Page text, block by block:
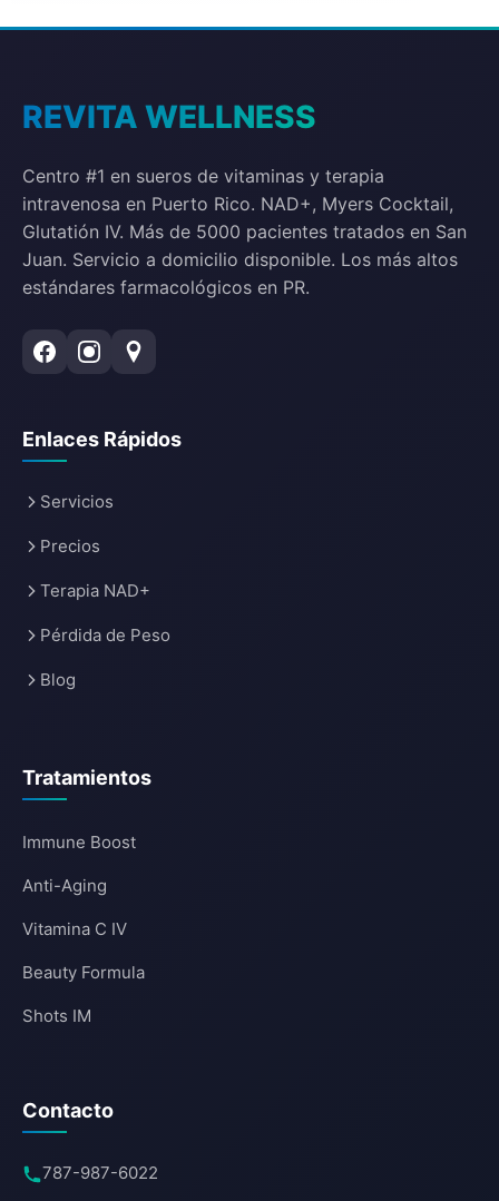
REVITA WELLNESS
Centro #1 en sueros de vitaminas y terapia
intravenosa en Puerto Rico. NAD+, Myers Cocktail,
Glutatión IV. Más de 5000 pacientes tratados en San
Juan. Servicio a domicilio disponible. Los más altos
estándares farmacológicos en PR.
Enlaces Rápidos
Servicios
Precios
Terapia NAD+
Pérdida de Peso
Blog
Tratamientos
Immune Boost
Anti-Aging
Vitamina C IV
Beauty Formula
Shots IM
Contacto
787-987-6022